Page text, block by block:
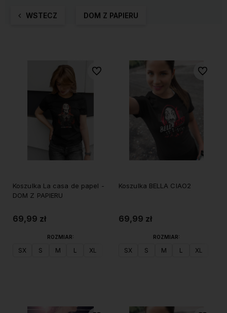
WSTECZ DOM Z PAPIERU
Koszulka La casa de papel -
DOM Z PAPIERU
69,99 zł
ROZMIAR:
SX S M L XL
Do ulubionych
Koszulka BELLA CIAO2
69,99 zł
ROZMIAR:
SX S M L XL
Do